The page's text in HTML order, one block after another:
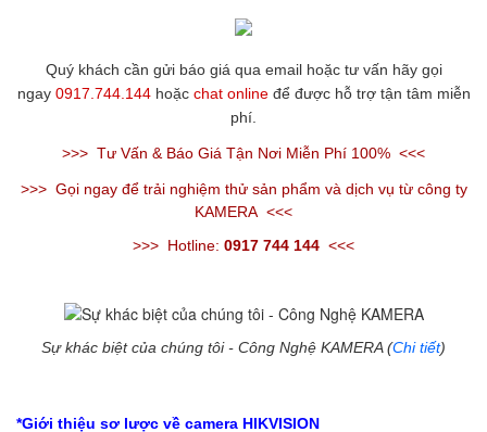
Quý khách cần gửi báo giá qua email hoặc tư vấn hãy gọi
ngay 0917.744.144 hoặc chat online để được hỗ trợ tận tâm miễn
phí.
>>> Tư Vấn & Báo Giá Tận Nơi Miễn Phí 100% <<<
>>> Gọi ngay để trải nghiệm thử sản phẩm và dịch vụ từ công ty
KAMERA <<<
>>> Hotline: 0917 744 144 <<<
Sự khác biệt của chúng tôi - Công Nghệ KAMERA (Chi tiết)
*Giới thiệu sơ lược về camera HIKVISION